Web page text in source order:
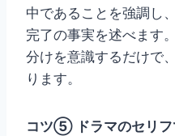
中であることを強調し
完了の事実を述べます
分けを意識するだけで
ります。
コツ⑤ ドラマのセリフ